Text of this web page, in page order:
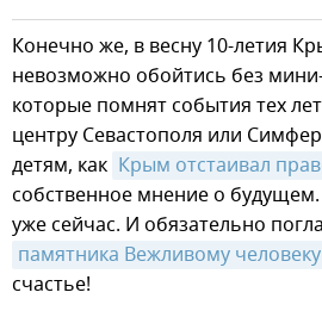
Конечно же, в весну 10-летия
невозможно обойтись без
которые помнят события тех
центру Севастополя или
детям, как Крым отстаивал
собственное мнение о
уже сейчас. И обязательно
памятника Вежливому человеку
счастье!